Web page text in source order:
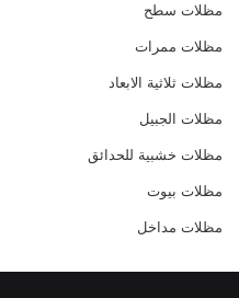
مظلات سطح
مظلات ممرات
مظلات ثلاثية الابعاد
مظلات الجبيل
مظلات خشبية للحدائق
مظلات بيوت
مظلات مداخل